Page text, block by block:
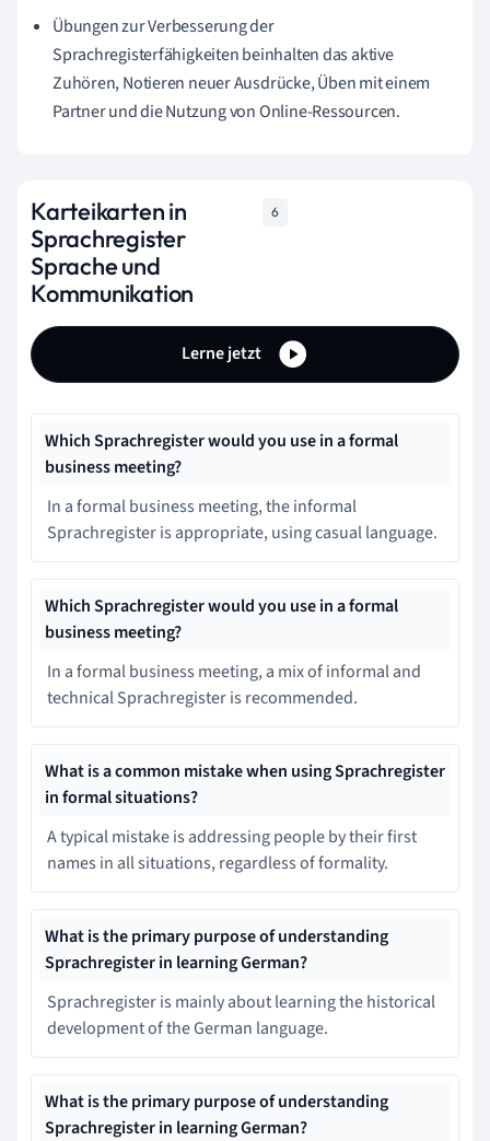
Übungen zur Verbesserung der
Sprachregisterfähigkeiten beinhalten das aktive
Zuhören, Notieren neuer Ausdrücke, Üben mit einem
Partner und die Nutzung von Online-Ressourcen.
Karteikarten in
Sprachregister
Sprache und
Kommunikation
6
Lerne jetzt
Which Sprachregister would you use in a formal
business meeting?
In a formal business meeting, the informal
Sprachregister is appropriate, using casual language.
Which Sprachregister would you use in a formal
business meeting?
In a formal business meeting, a mix of informal and
technical Sprachregister is recommended.
What is a common mistake when using Sprachregister
in formal situations?
A typical mistake is addressing people by their first
names in all situations, regardless of formality.
What is the primary purpose of understanding
Sprachregister in learning German?
Sprachregister is mainly about learning the historical
development of the German language.
What is the primary purpose of understanding
Sprachregister in learning German?